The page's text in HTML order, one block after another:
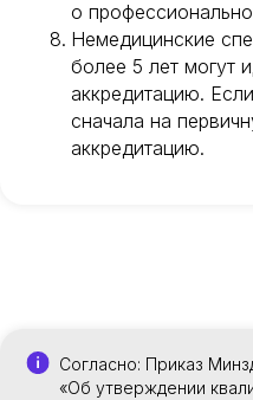
о
Немедицинские
более 5 лет могут
аккредитацию.
сначала на
аккредитацию.
Согласно: Приказ
«Об утверждении